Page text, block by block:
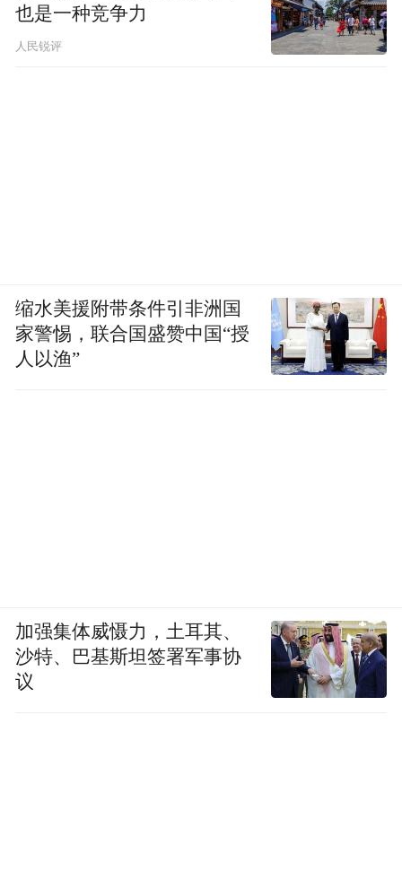
也是一种竞争力
人民锐评
缩水美援附带条件引非洲国
家警惕，联合国盛赞中国“授
人以渔”
加强集体威慑力，土耳其、
沙特、巴基斯坦签署军事协
议